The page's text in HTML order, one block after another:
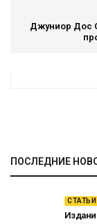
Джуниор Дос
ПОСЛЕДНИЕ
СТАТЬИ